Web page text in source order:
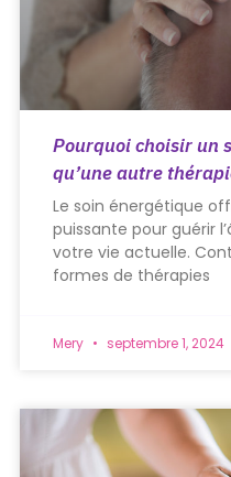
Pourquoi choisir un
qu’une autre
Le soin énergétique
puissante pour guérir
votre vie actuelle.
formes de thérapies
Mery septembre 1, 2024